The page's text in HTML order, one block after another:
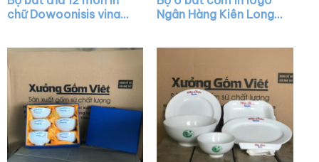
chữ Dowoonisis vina
Ngân Hàng Kiên Long